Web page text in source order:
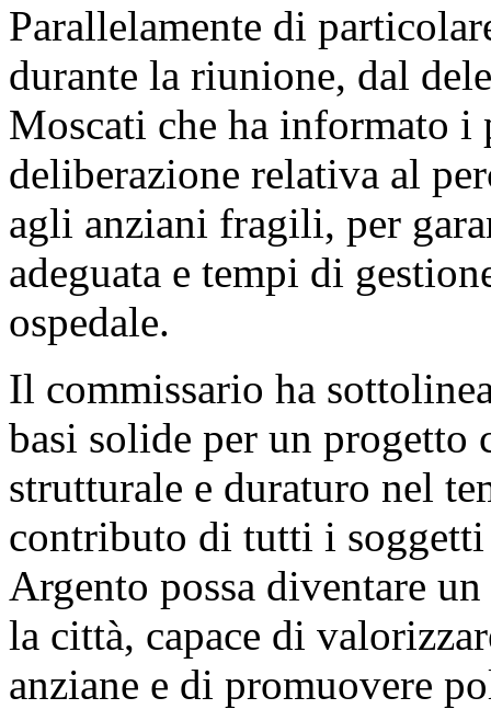
Parallelamente di
durante la riunione, dal
Moscati che ha informato i
deliberazione relativa al
agli anziani fragili, per
adeguata e tempi di
ospedale.
Il commissario ha
basi solide per un progetto
strutturale e duraturo nel
contributo di tutti i
Argento possa diventare
la città, capace di
anziane e di promuovere